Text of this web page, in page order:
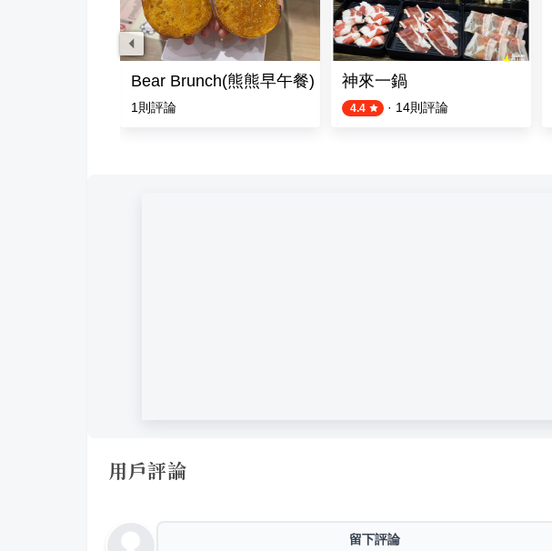
Bear Brunch(熊熊早午餐)
1 則評論
神來一鍋
4.4 · 14則評論
用戶評論
留下評論